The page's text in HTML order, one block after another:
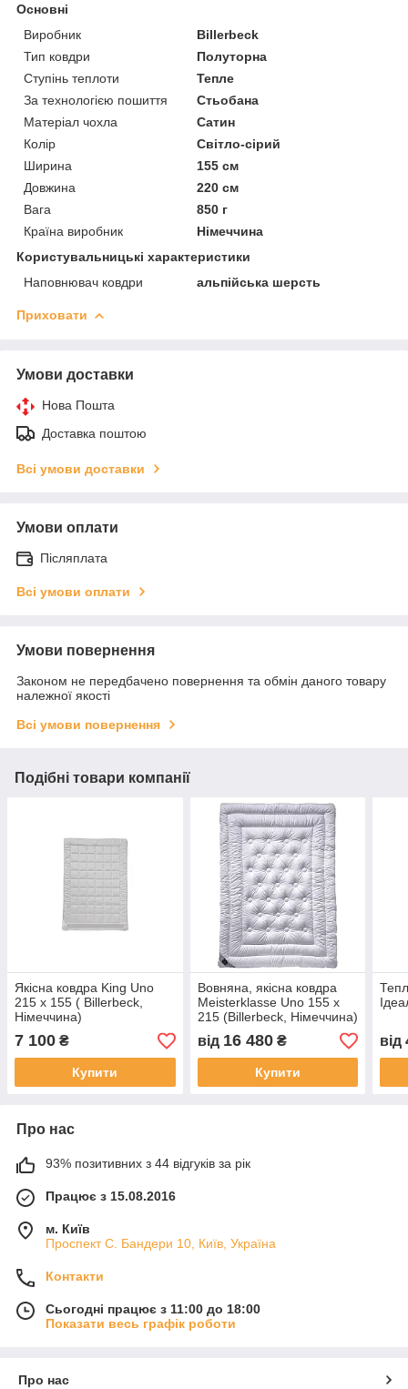
Основні
Виробник
Billerbeck
Тип ковдри
Полуторна
Ступінь теплоти
Тепле
За технологією пошиття
Стьобана
Матеріал чохла
Сатин
Колір
Світло-сірий
Ширина
155 см
Довжина
220 см
Вага
850 г
Країна виробник
Німеччина
Користувальницькі характеристики
Наповнювач ковдри
альпійська шерсть
Приховати
Умови доставки
Нова Пошта
Доставка поштою
Всі умови доставки
Умови оплати
Післяплата
Всі умови оплати
Умови повернення
Законом не передбачено повернення та обмін даного товару
належної якості
Всі умови повернення
Подібні товари компанії
Якісна ковдра King Uno
215 х 155 ( Billerbeck,
Німеччина)
7 100 ₴
Купити
Вовняна, якісна ковдра
Meisterklasse Uno 155 х
215 (Billerbeck, Німеччина)
від 16 480₴
Купити
від
Про нас
93% позитивних з 44 відгуків за рік
Працює з 15.08.2016
м. Київ
Проспект С. Бандери 10, Київ, Україна
Контакти
Сьогодні працює з 11:00 до 18:00
Показати весь графік роботи
Про нас